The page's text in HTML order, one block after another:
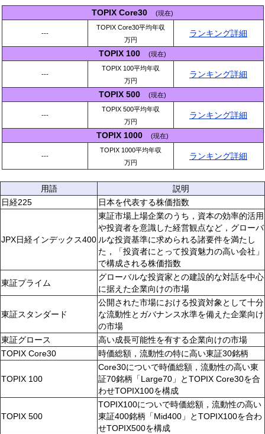
TOPIX Core30 (現在)
---
TOPIX Core30平均年収
万円
ランキング詳細
TOPIX 100 (現在)
---
TOPIX 100平均年収
万円
ランキング詳細
TOPIX 500 (現在)
---
TOPIX 500平均年収
万円
ランキング詳細
TOPIX 1000 (現在)
---
TOPIX 1000平均年収
万円
ランキング詳細
用語
説明
日経225
日本を代表する株価指数
JPX日経インデックス400
東証市場上場企業のうち，資本の効率的活用
や投資者を意識した経営観点など，グローバ
ルな投資基準に求められる諸要件を満たし
た，「投資者にとって投資魅力の高い会社」
で構成される株価指数
東証プライム
グローバルな投資家との建設的な対話を中心
に据えた企業向けの市場
東証スタンダード
公開された市場における投資対象として十分
な流動性とガバナンス水準を備えた企業向け
の市場
東証グロース
高い成長可能性を有する企業向けの市場
TOPIX Core30
時価総額，流動性の特に高い東証30銘柄
TOPIX 100
Core30についで時価総額，流動性の高い東
証70銘柄「Large70」とTOPIX Core30を合
わせTOPIX100を構成
TOPIX 500
TOPIX100についで時価総額，流動性の高い
東証400銘柄「Mid400」とTOPIX100を合わ
せTOPIX500を構成